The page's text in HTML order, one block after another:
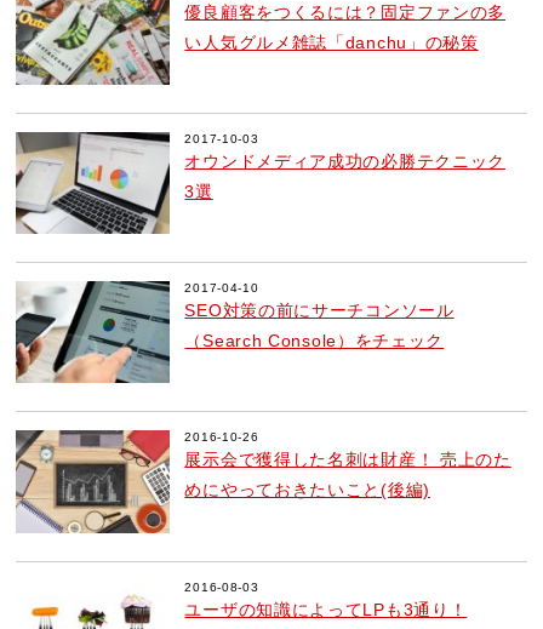
優良顧客をつくるには？固定ファンの多
い人気グルメ雑誌「danchu」の秘策
2017-10-03
オウンドメディア成功の必勝テクニック
3選
2017-04-10
SEO対策の前にサーチコンソール
（Search Console）をチェック
2016-10-26
展示会で獲得した名刺は財産！ 売上のた
めにやっておきたいこと(後編)
2016-08-03
ユーザの知識によってLPも3通り！